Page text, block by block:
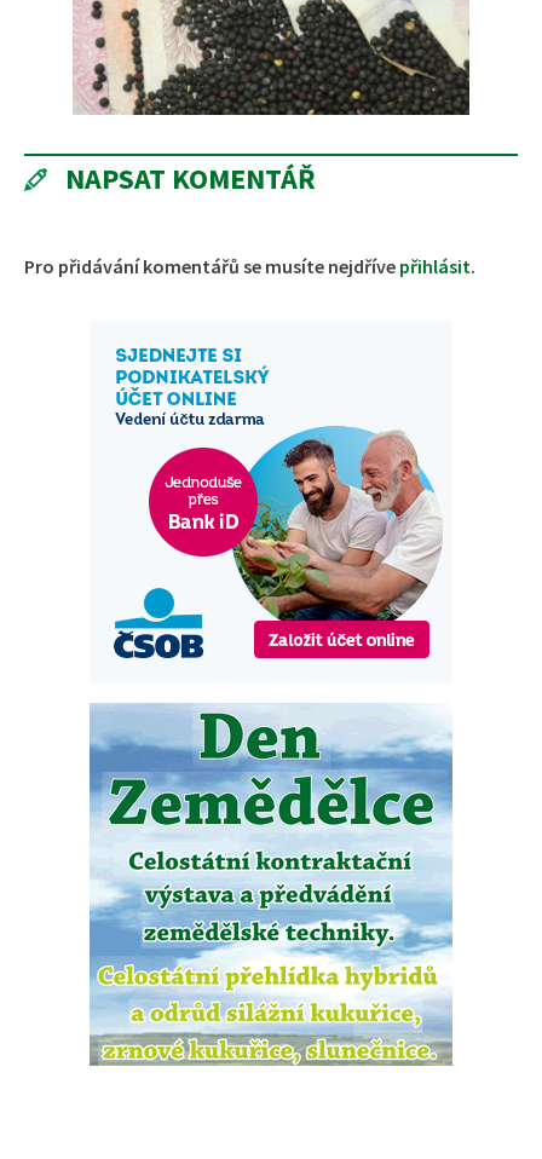
NAPSAT KOMENTÁŘ
Pro přidávání komentářů se musíte nejdříve přihlásit.